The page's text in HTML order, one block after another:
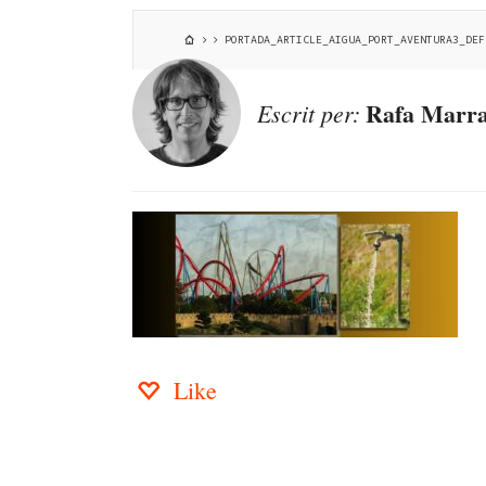
PORTADA_ARTICLE_AIGUA_PORT_AVENTURA3_DEF
Escrit per: Rafa
Like